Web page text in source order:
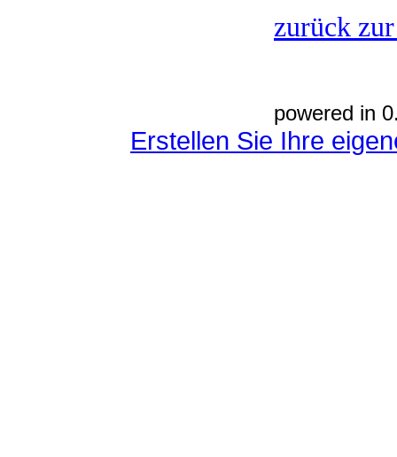
zurück
powered in
Erstellen Sie Ihre